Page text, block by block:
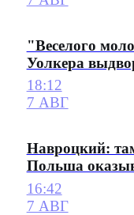
"Веселого
Уолкера
18:12
7 АВГ
Навроцкий:
Польша
16:42
7 АВГ